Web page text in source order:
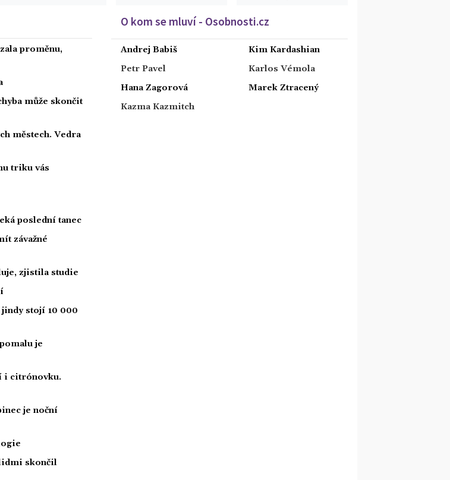
proměnu,
může skončit
městech. Vedra
triku vás
poslední tanec
závažné
zjistila studie
jindy stojí 10 000
je
i citrónovku.
je noční
lidmi skončil
O kom se mluví - Osobnosti.cz
Andrej Babiš
Petr Pavel
Hana Zagorová
Kazma Kazmitch
Kim Kardashian
Karlos Vémola
Marek Ztracený